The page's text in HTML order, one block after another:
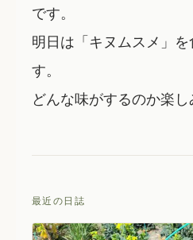
です。
明日は「キヌムスメ」
す。
どんな味がするのか楽
最近の日誌